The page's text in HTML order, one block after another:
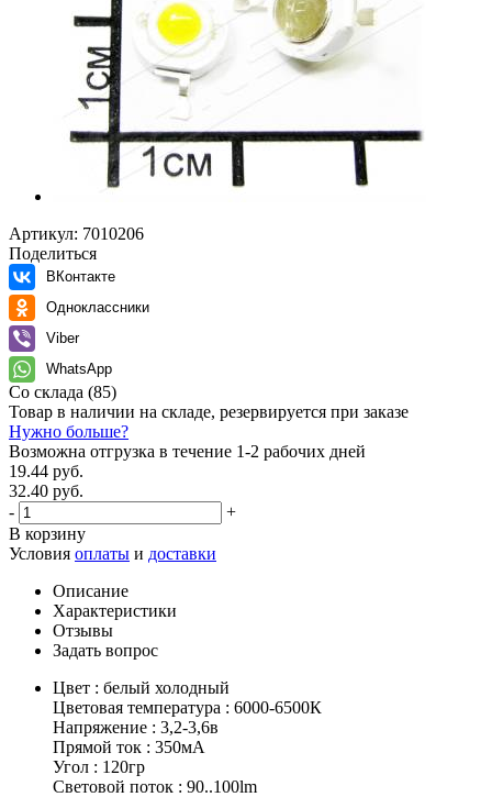
Артикул: 7010206
Поделиться
ВКонтакте
Одноклассники
Viber
WhatsApp
Со склада (85)
Товар в наличии на складе, резервируется при заказе
Нужно больше?
Возможна отгрузка в течение 1-2 рабочих дней
19.44 руб.
32.40 руб.
-
+
В корзину
Условия оплаты и доставки
Описание
Характеристики
Отзывы
Задать вопрос
Цвет : белый холодный
Цветовая температура : 6000-6500К
Напряжение : 3,2-3,6в
Прямой ток : 350мA
Угол : 120гр
Световой поток : 90..100lm